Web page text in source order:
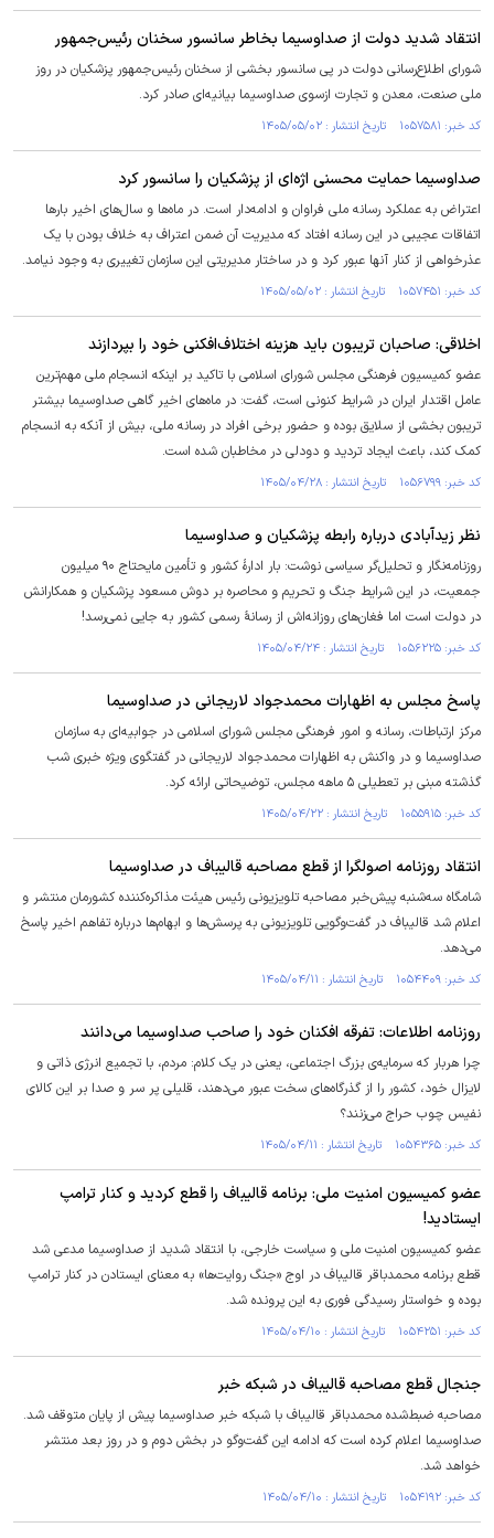
انتقاد شدید دولت از صداوسیما بخاطر سانسور سخنان رئیس‌جمهور
شورای اطلاع‌رسانی دولت در پی سانسور بخشی از سخنان رئیس‌جمهور پزشکیان در روز
ملی صنعت، معدن و تجارت ازسوی صداوسیما بیانیه‌ای صادر کرد.
کد خبر: ۱۰۵۷۵۸۱ تاریخ انتشار : ۱۴۰۵/۰۵/۰۲
صداوسیما حمایت محسنی اژه‌ای از پزشکیان را سانسور کرد
اعتراض به عملکرد رسانه ملی فراوان و ادامه‌دار است. در ماه‌ها و سال‌های اخیر بار‌ها
اتفاقات عجیبی در این رسانه افتاد که مدیریت آن ضمن اعتراف به خلاف بودن با یک
عذرخواهی از کنار آنها عبور کرد و در ساختار مدیریتی این سازمان تغییری به وجود نیامد.
کد خبر: ۱۰۵۷۴۵۱ تاریخ انتشار : ۱۴۰۵/۰۵/۰۲
اخلاقی: صاحبان تریبون باید هزینه اختلاف‌افکنی خود را بپردازند
عضو کمیسیون فرهنگی مجلس شورای اسلامی با تاکید بر اینکه انسجام ملی مهم‌ترین
عامل اقتدار ایران در شرایط کنونی است، گفت: در ماه‌های اخیر گاهی صداوسیما بیشتر
تریبون بخشی از سلایق بوده و حضور برخی افراد در رسانه ملی، بیش از آنکه به انسجام
کمک کند، باعث ایجاد تردید و دودلی در مخاطبان شده است.
کد خبر: ۱۰۵۶۷۹۹ تاریخ انتشار : ۱۴۰۵/۰۴/۲۸
نظر زیدآبادی درباره رابطه پزشکیان و صداوسیما
روزنامه‌نگار و تحلیل‌گر سیاسی نوشت: بار ادارهٔ کشور و تأمین مایحتاج ۹۰ میلیون
جمعیت، در این شرایط جنگ و تحریم و محاصره بر دوش مسعود پزشکیان و همکارانش
در دولت است اما فغان‌های روزانه‌اش از رسانهٔ رسمی کشور به جایی نمی‌رسد!
کد خبر: ۱۰۵۶۲۲۵ تاریخ انتشار : ۱۴۰۵/۰۴/۲۴
پاسخ مجلس به اظهارات محمدجواد لاریجانی در صداوسیما
مرکز ارتباطات، رسانه و امور فرهنگی مجلس شورای اسلامی در جوابیه‌ای به سازمان
صداوسیما و در واکنش به اظهارات محمدجواد لاریجانی در گفتگوی ویژه خبری شب
گذشته مبنی بر تعطیلی ۵ ماهه مجلس، توضیحاتی ارائه کرد.
کد خبر: ۱۰۵۵۹۱۵ تاریخ انتشار : ۱۴۰۵/۰۴/۲۲
انتقاد روزنامه اصولگرا از قطع مصاحبه قالیباف در صداوسیما
شامگاه سه‌شنبه پیش‌خبر مصاحبه تلویزیونی رئیس هیئت مذاکره‌کننده کشورمان منتشر و
اعلام شد قالیباف در گفت‌وگویی تلویزیونی به پرسش‌ها و ابهام‌ها درباره تفاهم اخیر پاسخ
می‌دهد.
کد خبر: ۱۰۵۴۴۰۹ تاریخ انتشار : ۱۴۰۵/۰۴/۱۱
روزنامه اطلاعات: تفرقه افکنان خود را صاحب صداوسیما می‌دانند
چرا هربار که سرمایه‌ی بزرگ اجتماعی، یعنی در یک کلام: مردم، با تجمیع انرژی ذاتی و
لایزال خود، کشور را از گذرگاه‌های سخت عبور می‌دهند، قلیلی پر سر و صدا بر این کالای
نفیس چوب حراج می‌زنند؟
کد خبر: ۱۰۵۴۳۶۵ تاریخ انتشار : ۱۴۰۵/۰۴/۱۱
عضو کمیسیون امنیت ملی: برنامه قالیباف را قطع کردید و کنار ترامپ
ایستادید!
عضو کمیسیون امنیت ملی و سیاست خارجی، با انتقاد شدید از صداوسیما مدعی شد
قطع برنامه محمدباقر قالیباف در اوج «جنگ روایت‌ها» به معنای ایستادن در کنار ترامپ
بوده و خواستار رسیدگی فوری به این پرونده شد.
کد خبر: ۱۰۵۴۲۵۱ تاریخ انتشار : ۱۴۰۵/۰۴/۱۰
جنجال قطع مصاحبه قالیباف در شبکه خبر
مصاحبه ضبط‌شده محمدباقر قالیباف با شبکه خبر صداوسیما پیش از پایان متوقف شد.
صداوسیما اعلام کرده است که ادامه این گفت‌و‌گو در بخش دوم و در روز بعد منتشر
خواهد شد.
کد خبر: ۱۰۵۴۱۹۲ تاریخ انتشار : ۱۴۰۵/۰۴/۱۰